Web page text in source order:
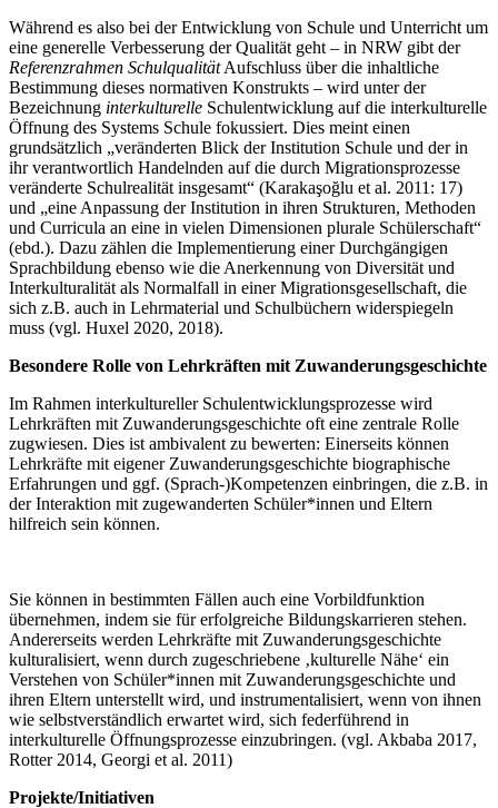
Während es also bei der Entwicklung von Schule und Unterricht um
eine generelle Verbesserung der Qualität geht – in NRW gibt der
Referenzrahmen SchulqualitätAufschluss über die inhaltliche
Bestimmung dieses normativen Konstrukts – wird unter der
Bezeichnung interkulturelle Schulentwicklung auf die interkulturelle
Öffnung des Systems Schule fokussiert. Dies meint einen
grundsätzlich „veränderten Blick der Institution Schule und der in
ihr verantwortlich Handelnden auf die durch Migrationsprozesse
veränderte Schulrealität insgesamt“ (Karakaşoğlu et al. 2011: 17)
und „eine Anpassung der Institution in ihren Strukturen, Methoden
und Curricula an eine in vielen Dimensionen plurale Schülerschaft“
(ebd.). Dazu zählen die Implementierung einer Durchgängigen
Sprachbildung ebenso wie die Anerkennung von Diversität und
Interkulturalität als Normalfall in einer Migrationsgesellschaft, die
sich z.B. auch in Lehrmaterial und Schulbüchern widerspiegeln
muss (vgl. Huxel 2020, 2018).
Besondere Rolle von Lehrkräften mit Zuwanderungsgeschichte
Im Rahmen interkultureller Schulentwicklungsprozesse wird
Lehrkräften mit Zuwanderungsgeschichte oft eine zentrale Rolle
zugwiesen. Dies ist ambivalent zu bewerten: Einerseits können
Lehrkräfte mit eigener Zuwanderungsgeschichte biographische
Erfahrungen und ggf. (Sprach-)Kompetenzen einbringen, die z.B. in
der Interaktion mit zugewanderten Schüler*innen und Eltern
hilfreich sein können.
Sie können in bestimmten Fällen auch eine Vorbildfunktion
übernehmen, indem sie für erfolgreiche Bildungskarrieren stehen.
Andererseits werden Lehrkräfte mit Zuwanderungsgeschichte
kulturalisiert, wenn durch zugeschriebene ‚kulturelle Nähe‘ ein
Verstehen von Schüler*innen mit Zuwanderungsgeschichte und
ihren Eltern unterstellt wird, und instrumentalisiert, wenn von ihnen
wie selbstverständlich erwartet wird, sich federführend in
interkulturelle Öffnungsprozesse einzubringen. (vgl. Akbaba 2017,
Rotter 2014, Georgi et al. 2011)
Projekte/Initiativen